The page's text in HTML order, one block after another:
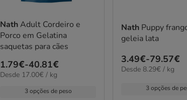
NathAdult Cordeiro e
Porco em Gelatina
saquetas para cães
Preço
de
1.79€-40.81€
17.00€
Desde 17.00€ / kg
3 opções de peso
Nath Puppy
geleia lata
Preço
de
3.49€-79.57€
8.29€
Desde 8.29€ / kg
3 opções de